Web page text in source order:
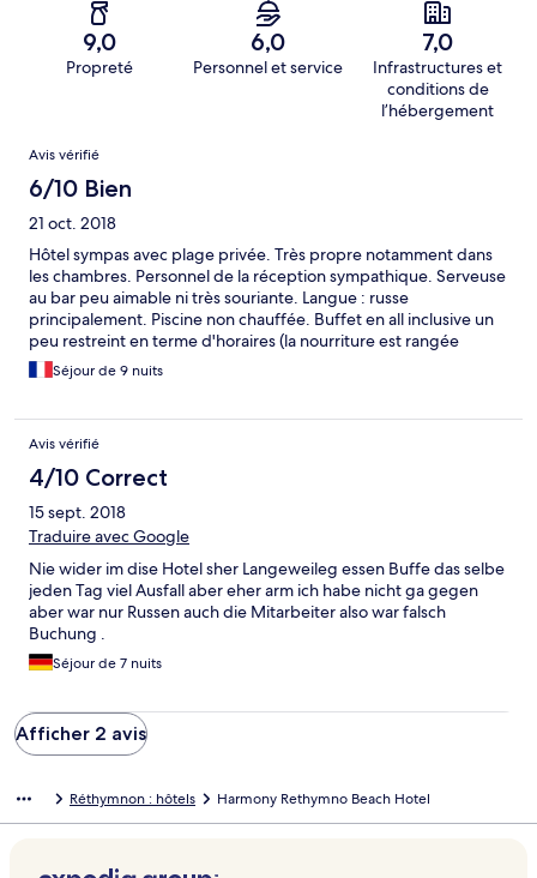
9,0
Propreté
6,0
Personnel et service
7,0
Infrastructures et
conditions de
l’hébergement
Avis
Avis vérifié
6/10 Bien
21 oct. 2018
Hôtel sympas avec plage privée. Très propre notamment dans
les chambres. Personnel de la réception sympathique. Serveuse
au bar peu aimable ni très souriante. Langue : russe
principalement. Piscine non chauffée. Buffet en all inclusive un
peu restreint en terme d'horaires (la nourriture est rangée
immédiatement dès l'horaire indiqué "écoulé" ! Et ce même s'il
reste des personnes à table !! Un peu moyen !). Buffet
locaux par exemple ! Un peu décevant en bord de mer !! Petit
détail (sans importance mais à signaler au passage) : nous
n'avons pas eu la bouteille de vin normalement offerte dans la
chambre à notre arrivée...
Séjour de 9 nuits
Avis vérifié
4/10 Correct
15 sept. 2018
Traduire avec Google
Nie wider im dise Hotel sher Langeweileg essen Buffe das selbe
jeden Tag viel Ausfall aber eher arm ich habe nicht ga gegen
aber war nur Russen auch die Mitarbeiter also war falsch
Buchung .
Séjour de 7 nuits
Afficher 2 avis
Réthymnon : hôtels Harmony Rethymno Beach Hotel